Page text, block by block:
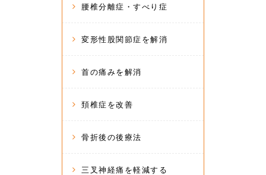
腰椎分離症・すべり症
変形性股関節症を解消
首の痛みを解消
頚椎症を改善
骨折後の後療法
三叉神経痛を軽減する